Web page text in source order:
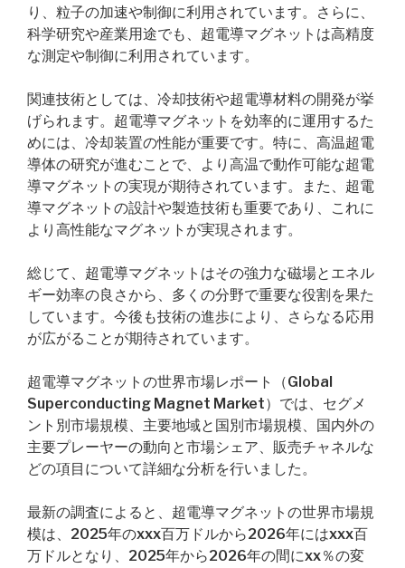
り、粒子の加速や制御に利用されています。さらに、
科学研究や産業用途でも、超電導マグネットは高精度
な測定や制御に利用されています。
関連技術としては、冷却技術や超電導材料の開発が挙
げられます。超電導マグネットを効率的に運用するた
めには、冷却装置の性能が重要です。特に、高温超電
導体の研究が進むことで、より高温で動作可能な超電
導マグネットの実現が期待されています。また、超電
導マグネットの設計や製造技術も重要であり、これに
より高性能なマグネットが実現されます。
総じて、超電導マグネットはその強力な磁場とエネル
ギー効率の良さから、多くの分野で重要な役割を果た
しています。今後も技術の進歩により、さらなる応用
が広がることが期待されています。
超電導マグネットの世界市場レポート（Global
Superconducting Magnet Market）では、セグメ
ント別市場規模、主要地域と国別市場規模、国内外の
主要プレーヤーの動向と市場シェア、販売チャネルな
どの項目について詳細な分析を行いました。
最新の調査によると、超電導マグネットの世界市場規
模は、2025年のxxx百万ドルから2026年にはxxx百
万ドルとなり、2025年から2026年の間にxx％の変